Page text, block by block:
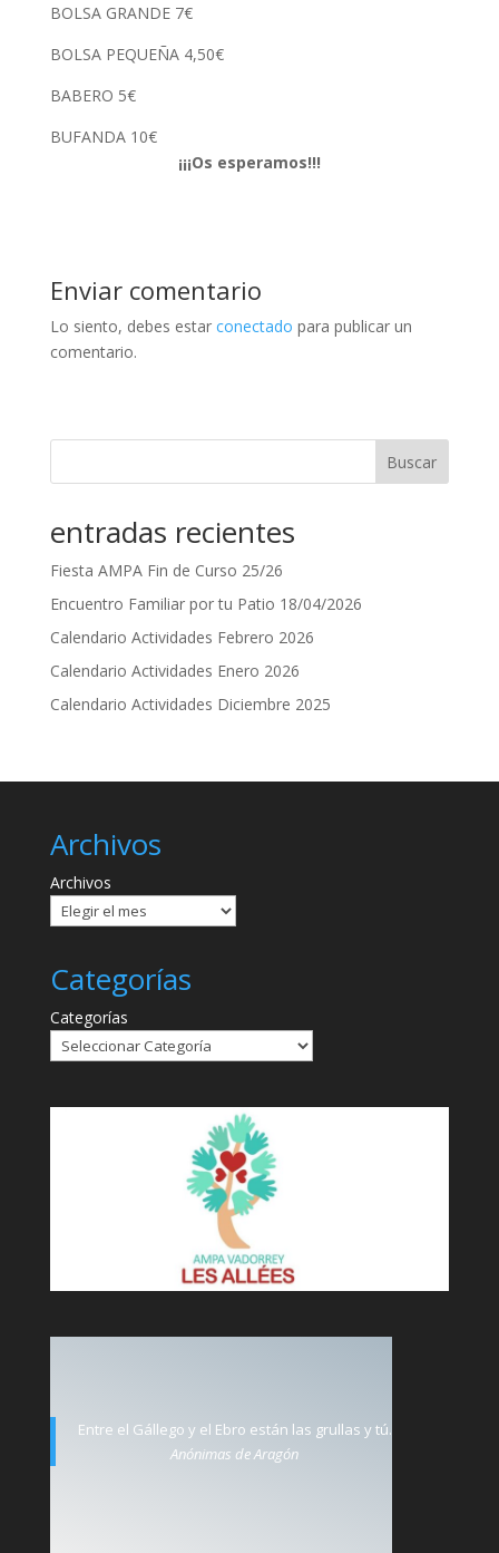
BOLSA GRANDE 7€
BOLSA PEQUEÑA 4,50€
BABERO 5€
BUFANDA 10€
¡¡¡Os esperamos!!!
Enviar comentario
Lo siento, debes estar conectado para publicar un
comentario.
Buscar
entradas recientes
Fiesta AMPA Fin de Curso 25/26
Encuentro Familiar por tu Patio 18/04/2026
Calendario Actividades Febrero 2026
Calendario Actividades Enero 2026
Calendario Actividades Diciembre 2025
Archivos
Archivos
Categorías
Categorías
Entre el Gállego y el Ebro están las grullas y tú.
Anónimas de Aragón